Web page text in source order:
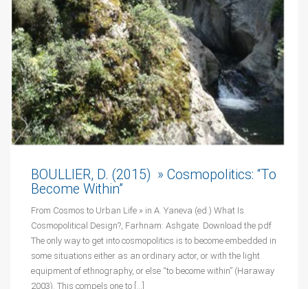
BOULLIER, D. (2015) » Cosmopolitics: “To
Become Within”
From Cosmos to Urban Life » in A. Yaneva (ed.) What Is
Cosmopolitical Design?, Farhnam: Ashgate. Download the pdf
The only way to get into cosmopolitics is to become embedded in
some situations either as an ordinary actor, or with the light
equipment of ethnography, or else “to become within” (Haraway
2003). This compels one to […]